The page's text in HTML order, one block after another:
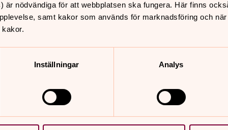
är nödvändiga för att webbplatsen ska fungera. Här finns
samt kakor som används för marknadsföring och
Inställningar Analys